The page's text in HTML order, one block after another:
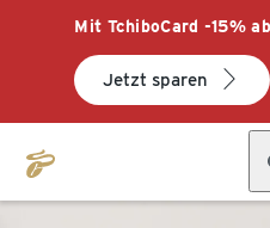
Mit TchiboCard -15%
Jetzt sparen